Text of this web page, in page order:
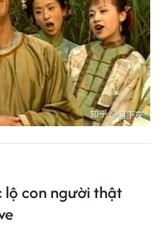
lộ con người thật